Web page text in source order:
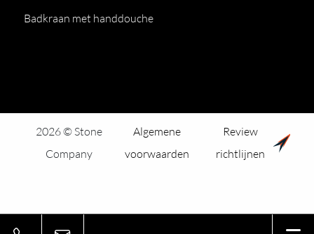
Badkraan met handdouche
2026 © Stone
Company
Algemene
voorwaarden
Review
richtlijnen